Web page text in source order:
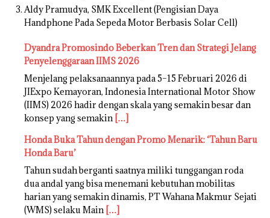
Aldy Pramudya, SMK Excellent (Pengisian Daya
Handphone Pada Sepeda Motor Berbasis Solar Cell)
Dyandra Promosindo Beberkan Tren dan Strategi Jelang
Penyelenggaraan IIMS 2026
Menjelang pelaksanaannya pada 5–15 Februari 2026 di
JIExpo Kemayoran, Indonesia International Motor Show
(IIMS) 2026 hadir dengan skala yang semakin besar dan
konsep yang semakin […]
Honda Buka Tahun dengan Promo Menarik: ‘Tahun Baru
Honda Baru’
Tahun sudah berganti saatnya miliki tunggangan roda
dua andal yang bisa menemani kebutuhan mobilitas
harian yang semakin dinamis, PT Wahana Makmur Sejati
(WMS) selaku Main […]